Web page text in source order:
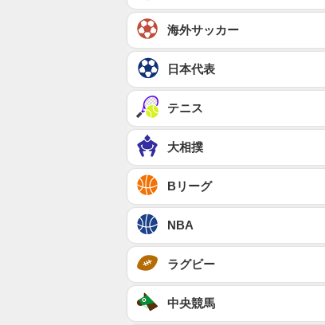
海外サッカー
日本代表
テニス
大相撲
Bリーグ
NBA
ラグビー
中央競馬